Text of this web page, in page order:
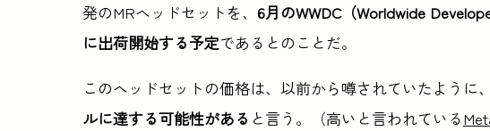
発のMRヘッドセットを、 6月のWWDC（Worldwide
に出荷開始する予定であるとのことだ。
このヘッドセットの価格は、以前から噂されていたように
ルに達する可能性がある と言う。（高いと言われている